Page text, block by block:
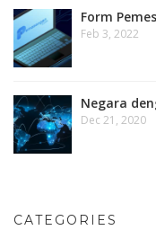
Form
Feb 3, 2022
Negara
Dec 21, 2020
CATEGORIES